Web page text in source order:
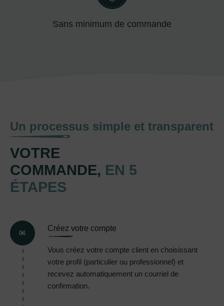
Sans minimum de commande
Un processus simple et transparent
VOTRE
COMMANDE, EN 5
ÉTAPES
01
Créez votre compte
Vous créez votre compte client en choisissant
votre profil (particulier ou professionnel) et
recevez automatiquement un courriel de
confirmation.